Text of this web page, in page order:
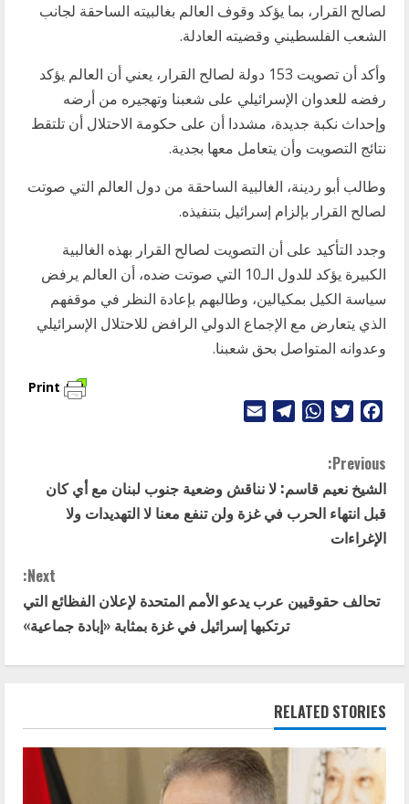
لصالح القرار، بما يؤكد وقوف العالم بغالبيته الساحقة لجانب
الشعب الفلسطيني وقضيته العادلة.
وأكد أن تصويت 153 دولة لصالح القرار، يعني أن العالم يؤكد
رفضه للعدوان الإسرائيلي على شعبنا وتهجيره من أرضه
وإحداث نكبة جديدة، مشددا أن على حكومة الاحتلال أن تلتقط
نتائج التصويت وأن يتعامل معها بجدية.
وطالب أبو ردينة، الغالبية الساحقة من دول العالم التي صوتت
لصالح القرار بإلزام إسرائيل بتنفيذه.
وجدد التأكيد على أن التصويت لصالح القرار بهذه الغالبية
الكبيرة يؤكد للدول الـ10 التي صوتت ضده، أن العالم يرفض
سياسة الكيل بمكيالين، وطالبهم بإعادة النظر في موقفهم
الذي يتعارض مع الإجماع الدولي الرافض للاحتلال الإسرائيلي
وعدوانه المتواصل بحق شعبنا.
Print
Facebook
Twitter
WhatsApp
Telegram
Email
C
o
n
n
u
e
R
Previous:
الشيخ نعيم قاسم: لا نناقش وضعية جنوب لبنان مع أي كان
قبل انتهاء الحرب في غزة ولن تنفع معنا لا التهديدات ولا
الإغراءات
Next:
تحالف حقوقيين عرب يدعو الأمم المتحدة لإعلان الفظائع التي
ترتكبها إسرائيل في غزة بمثابة «إبادة جماعية»
RELATED STORIES